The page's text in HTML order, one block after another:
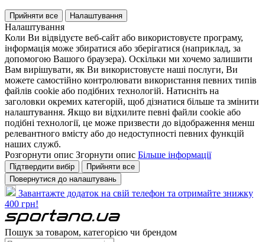
Прийняти все Налаштування
Налаштування
Коли Ви відвідуєте веб-сайт або використовуєте програму,
інформація може збиратися або зберігатися (наприклад, за
допомогою Вашого браузера). Оскільки ми хочемо залишити
Вам вирішувати, як Ви використовуєте наші послуги, Ви
можете самостійно контролювати використання певних типів
файлів cookie або подібних технологій. Натисніть на
заголовки окремих категорій, щоб дізнатися більше та змінити
налаштування. Якщо ви відхилите певні файли cookie або
подібні технології, це може призвести до відображення менш
релевантного вмісту або до недоступності певних функцій
наших служб.
Розгорнути опис Згорнути опис Більше інформації
Підтвердити вибір
Прийняти все
Повернутися до налаштувань
Завантажте додаток на свій телефон та отримайте знижку
400 грн!
Пошук за товаром, категорією чи брендом